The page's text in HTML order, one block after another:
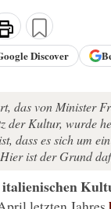
Discover
das von Minister
der Kultur, wurde
dass es sich um
ist der Grund